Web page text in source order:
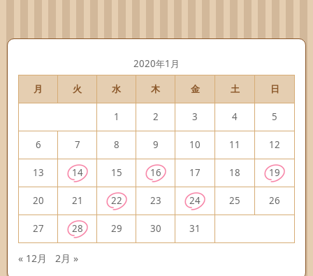
2020年1月
月
火 水 木 金 土 日
1 2 3 4 5
6 7 8 9 10 11 12
13 14 15 16 17 18 19
20 21 22 23 24 25 26
27 28 29 30 31
« 12月 2月 »